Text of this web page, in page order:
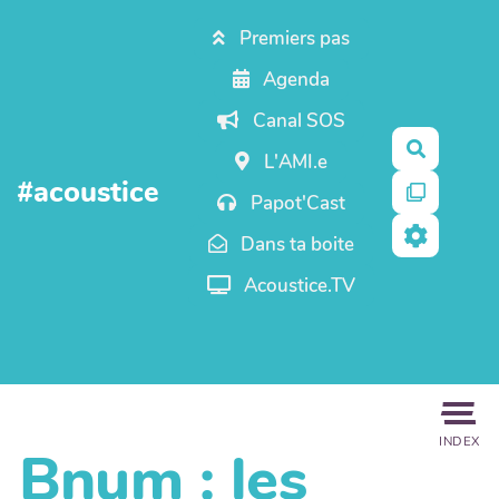
Aller au contenu principal
#acoustice
Premiers pas
Agenda
Canal SOS
L'AMI.e
Papot'Cast
Dans ta boite
Acoustice.TV
INDEX
Bnum : les